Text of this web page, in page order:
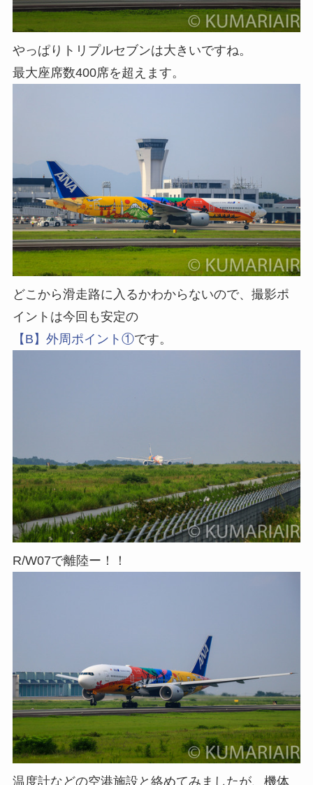
やっぱりトリプルセブンは大きいですね。
最大座席数400席を超えます。
どこから滑走路に入るかわからないので、撮影ポ
イントは今回も安定の
【B】外周ポイント①です。
R/W07で離陸ー！！
温度計などの空港施設と絡めてみましたが、機体